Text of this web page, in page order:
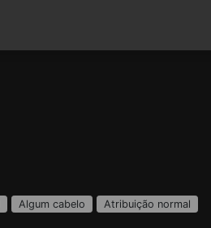
Algum cabelo Atribuição normal